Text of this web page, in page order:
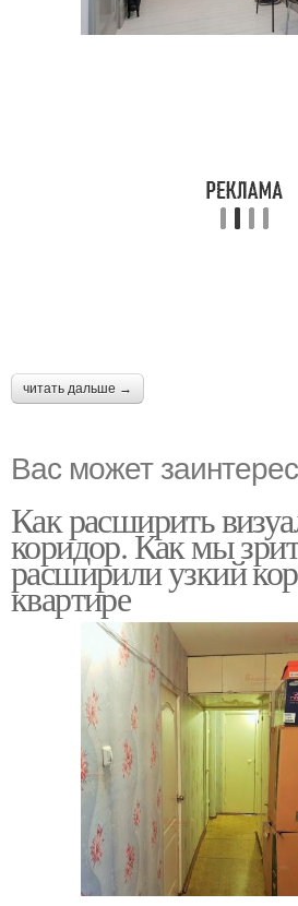
читать дальше →
Вас может
Как расширить
коридор. Как мы
расширили узкий
квартире